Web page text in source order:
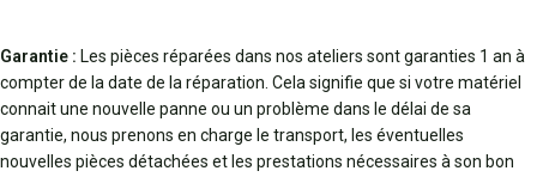
Garantie : Les pièces réparées dans nos ateliers sont garanties 1 an à
compter de la date de la réparation. Cela signifie que si votre matériel
connait une nouvelle panne ou un problème dans le délai de sa
garantie, nous prenons en charge le transport, les éventuelles
nouvelles pièces détachées et les prestations nécessaires à son bon